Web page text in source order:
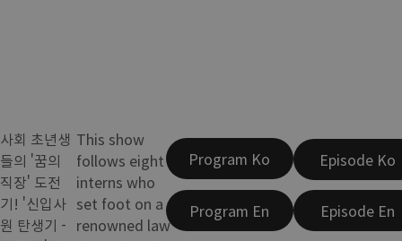
사회 초년생
들의 '꿈의
직장' 도전
기! '신입사
원 탄생기 -
This show
follows eight
interns who
set foot on a
renowned law
Program Ko
Program En
Episode Ko
Episode En